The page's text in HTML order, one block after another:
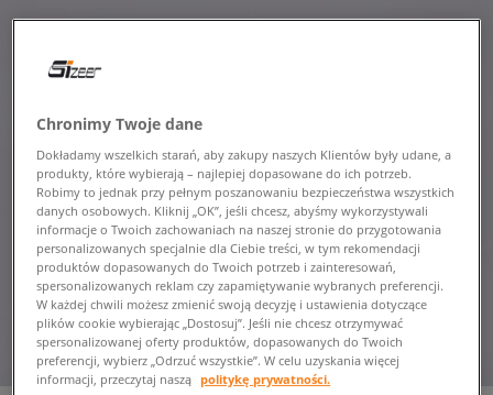
Chronimy Twoje dane
Dokładamy wszelkich starań, aby zakupy naszych Klientów były udane, a
produkty, które wybierają – najlepiej dopasowane do ich potrzeb.
Robimy to jednak przy pełnym poszanowaniu bezpieczeństwa wszystkich
danych osobowych. Kliknij „OK”, jeśli chcesz, abyśmy wykorzystywali
informacje o Twoich zachowaniach na naszej stronie do przygotowania
personalizowanych specjalnie dla Ciebie treści, w tym rekomendacji
produktów dopasowanych do Twoich potrzeb i zainteresowań,
spersonalizowanych reklam czy zapamiętywanie wybranych preferencji.
W każdej chwili możesz zmienić swoją decyzję i ustawienia dotyczące
plików cookie wybierając „Dostosuj”. Jeśli nie chcesz otrzymywać
spersonalizowanej oferty produktów, dopasowanych do Twoich
preferencji, wybierz „Odrzuć wszystkie”. W celu uzyskania więcej
informacji, przeczytaj naszą politykę prywatności.